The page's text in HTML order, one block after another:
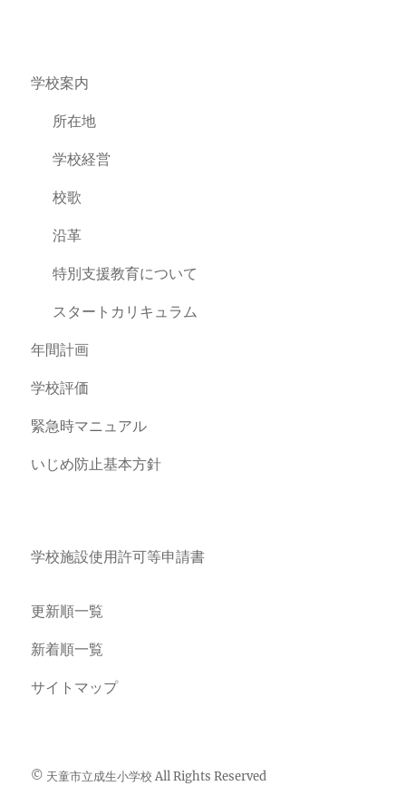
学校案内
所在地
学校経営
校歌
沿革
特別支援教育について
スタートカリキュラム
年間計画
学校評価
緊急時マニュアル
いじめ防止基本方針
学校施設使用許可等申請書
更新順一覧
新着順一覧
サイトマップ
© 天童市立成生小学校 All Rights Reserved